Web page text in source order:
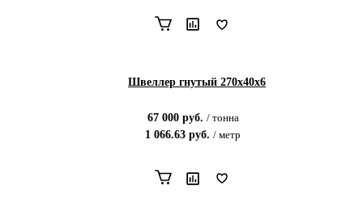
Швеллер гнутый 270х40х6
67 000руб. / тонна
1 066.63 руб. / метр